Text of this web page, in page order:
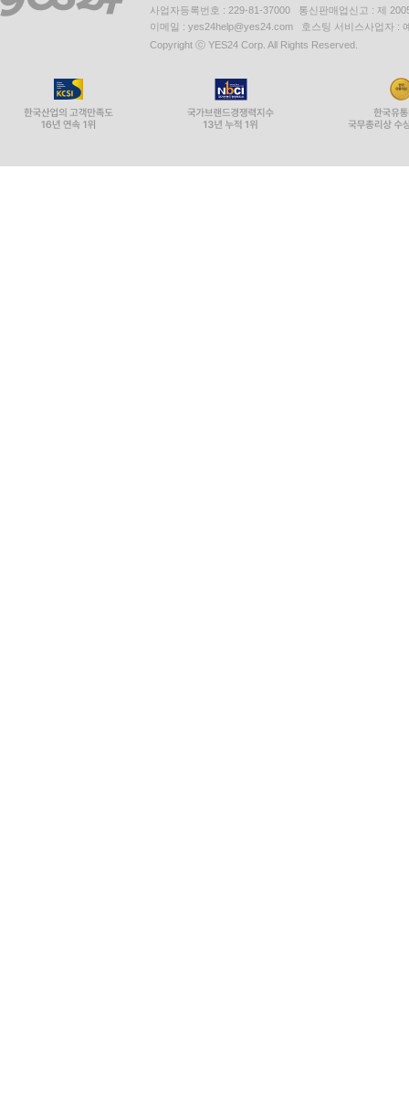
사업자등록번호 : 229-81-37000 통신판매업신고 : 제
이메일 : yes24help@yes24.com 호스팅 서비스사업자 :
Copyright ⓒ YES24 Corp. All Rights Reserved.